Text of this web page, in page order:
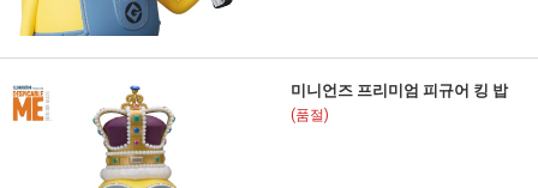
미니언즈 프리미엄 피규어 킹 밥
(품절)